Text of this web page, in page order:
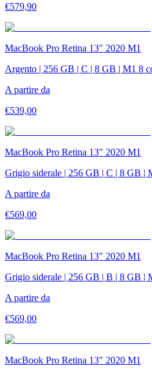
€579,90
MacBook Pro Retina 13" 2020 M1
Argento | 256 GB | C | 8 GB | M1 8
A partire da
€539,00
MacBook Pro Retina 13" 2020 M1
Grigio siderale | 256 GB | C | 8 GB |
A partire da
€569,00
MacBook Pro Retina 13" 2020 M1
Grigio siderale | 256 GB | B | 8 GB |
A partire da
€569,00
MacBook Pro Retina 13" 2020 M1